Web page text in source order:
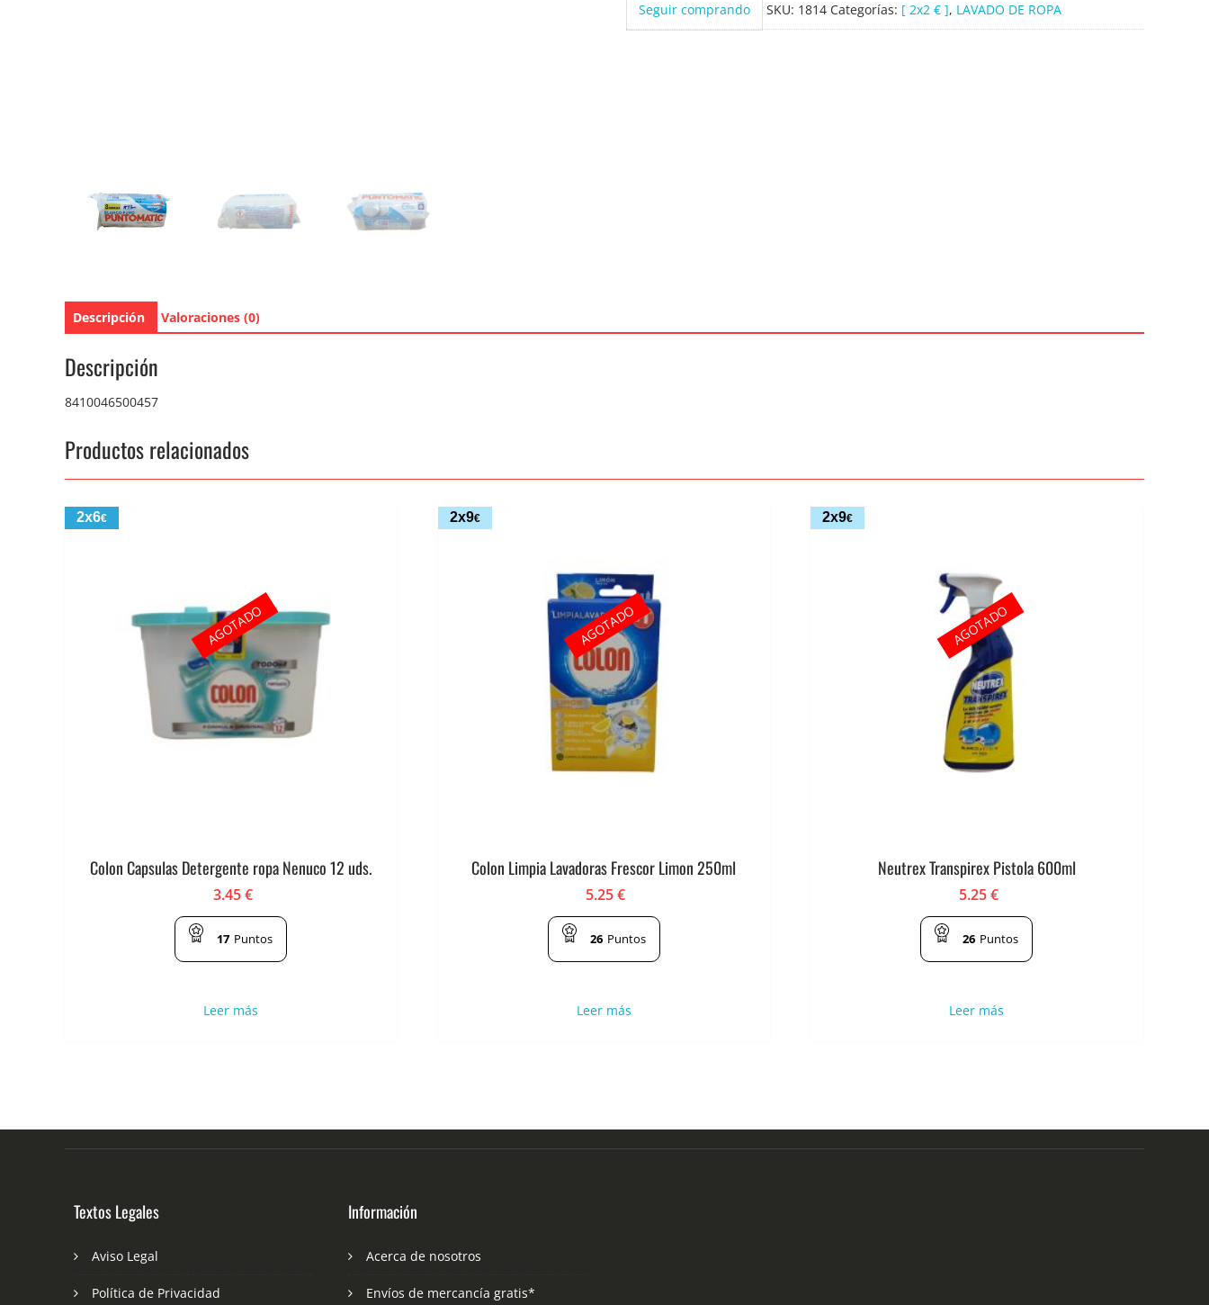
Seguir comprando SKU: 1814 Categorías: [ 2x2 € ], LAVADO DE ROPA
Descripción Valoraciones (0)
Descripción
8410046500457
Productos relacionados
2x6€
Colon Capsulas Detergente ropa Nenuco 12 uds.
3.45€
17 Puntos
Leer más
AGOTADO
2x9€
Colon Limpia Lavadoras Frescor Limon 250ml
5.25€
26 Puntos
Leer más
AGOTADO
2x9€
Neutrex Transpirex Pistola 600ml
5.25€
26 Puntos
Leer más
AGOTADO
Textos Legales
Aviso Legal
Política de Privacidad
Información
Acerca de nosotros
Envíos de mercancía gratis*